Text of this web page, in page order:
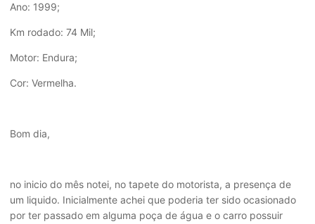
Ano: 1999;
Km rodado: 74 Mil;
Motor: Endura;
Cor: Vermelha.
Bom dia,
no inicio do mês notei, no tapete do motorista, a presença de
um liquido. Inicialmente achei que poderia ter sido ocasionado
por ter passado em alguma poça de água e o carro possuir